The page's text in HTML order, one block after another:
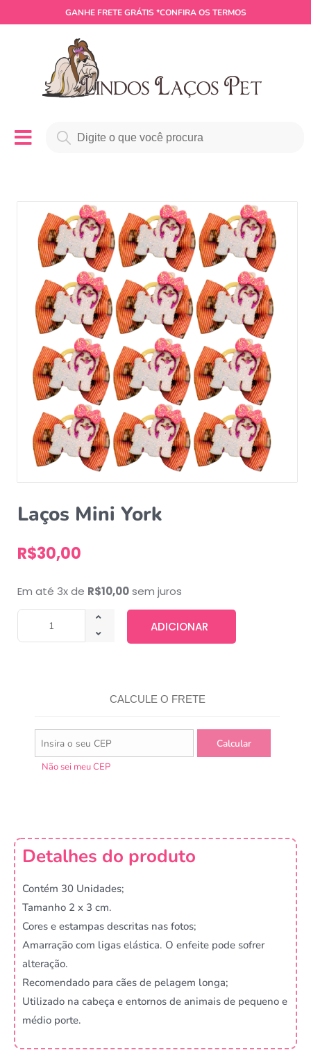
GANHE FRETE GRÁTIS *CONFIRA OS TERMOS
Laços Mini York
R$30,00
Em até 3x de R$10,00sem juros
ADICIONAR
CALCULE O FRETE
Não sei meu CEP
Detalhes do produto
Contém 30 Unidades;
Tamanho 2 x 3 cm.
Cores e estampas descritas nas fotos;
Amarração com ligas elástica. O enfeite pode sofrer
alteração.
Recomendado para cães de pelagem longa;
Utilizado na cabeça e entornos de animais de pequeno e
médio porte.